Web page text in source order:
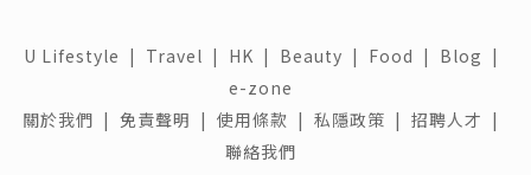
U Lifestyle | Travel | HK | Beauty | Food | Blog |
e-zone
關於我們 | 免責聲明 | 使用條款 | 私隱政策 | 招聘人才 |
聯絡我們